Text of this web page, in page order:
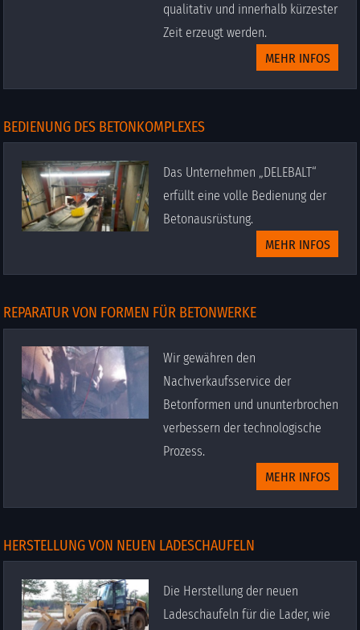
qualitativ und innerhalb kürzester
Zeit erzeugt werden.
MEHR INFOS
BEDIENUNG DES BETONKOMPLEXES
Das Unternehmen „DELEBALT“
erfüllt eine volle Bedienung der
Betonausrüstung.
MEHR INFOS
REPARATUR VON FORMEN FÜR BETONWERKE
Wir gewähren den
Nachverkaufsservice der
Betonformen und ununterbrochen
verbessern der technologische
Prozess.
MEHR INFOS
HERSTELLUNG VON NEUEN LADESCHAUFELN
Die Herstellung der neuen
Ladeschaufeln für die Lader, wie